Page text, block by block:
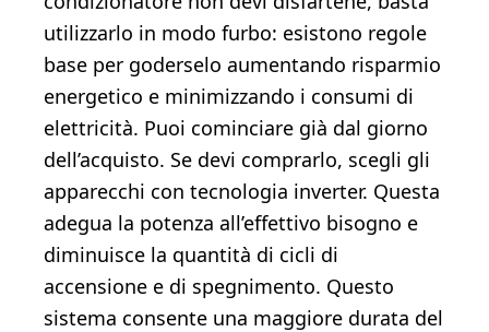
utilizzarlo in modo furbo: esistono regole
base per goderselo aumentando risparmio
energetico e minimizzando i consumi di
elettricità. Puoi cominciare già dal giorno
dell’acquisto. Se devi comprarlo, scegli gli
apparecchi con tecnologia inverter. Questa
adegua la potenza all’effettivo bisogno e
diminuisce la quantità di cicli di
accensione e di spegnimento. Questo
sistema consente una maggiore durata del